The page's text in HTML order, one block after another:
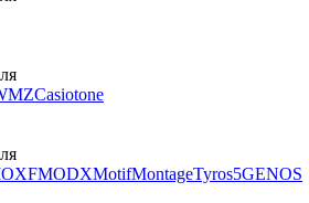
MZCasiotone
MODXMotifMontageTyros5GENOS